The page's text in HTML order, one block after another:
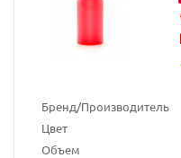
Бренд/Производитель
Цвет
Объем